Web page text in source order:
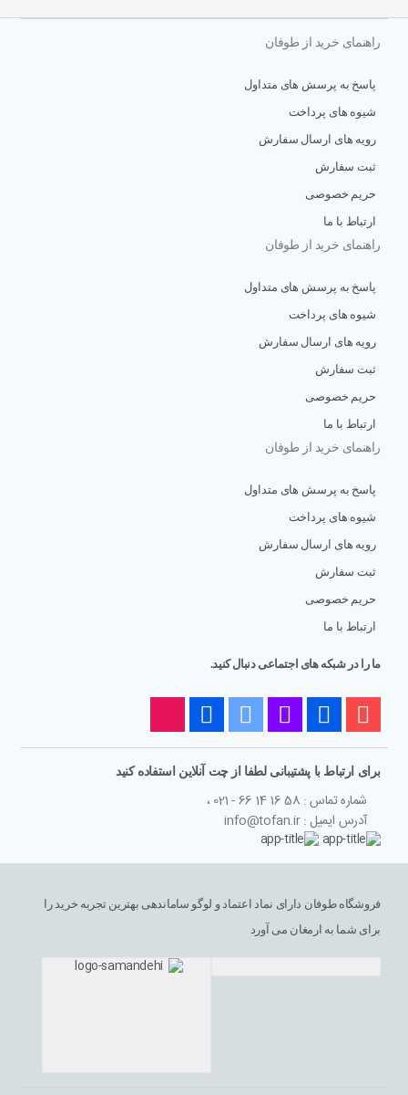
راهنمای خرید از طوفان
پاسخ به پرسش های متداول
شیوه های پرداخت
رویه های ارسال سفارش
ثبت سفارش
حریم خصوصی
ارتباط با ما
راهنمای خرید از طوفان
پاسخ به پرسش های متداول
شیوه های پرداخت
رویه های ارسال سفارش
ثبت سفارش
حریم خصوصی
ارتباط با ما
راهنمای خرید از طوفان
پاسخ به پرسش های متداول
شیوه های پرداخت
رویه های ارسال سفارش
ثبت سفارش
حریم خصوصی
ارتباط با ما
ما را در شبکه های اجتماعی دنبال کنید.
برای ارتباط با پشتیبانی لطفا از چت آنلاین استفاده کنید
شماره تماس : 58 16 14 66 - 021 ،
آدرس ایمیل : info@tofan.ir
فروشگاه طوفان دارای نماد اعتماد و لوگو ساماندهی بهترین تجربه خرید را
برای شما به ارمغان می آورد